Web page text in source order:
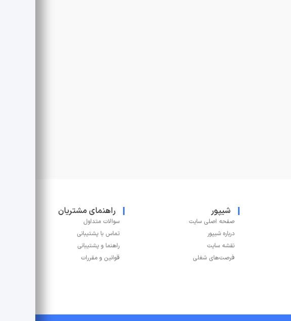
شیپور
صفحه اصلی سایت
درباره شیپور
نقشه سایت
فرصت‌های شغلی
راهنمای مشتریان
سوالات متداول
تماس با پشتیبانی
راهنما و پشتیبانی
قوانین و مقررات